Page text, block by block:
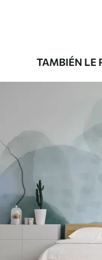
Peel and Stick
12.77$7.66/sq ft
TAMBIÉN LE